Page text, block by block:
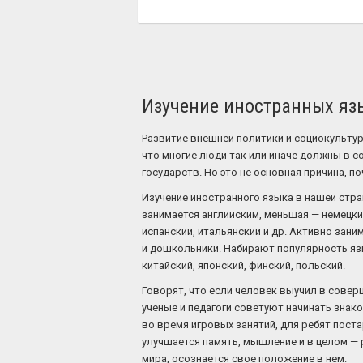
Изучение иностранных
Развитие внешней политики и
что многие люди так или иначе должны в
государств. Но это не основная причина,
Изучение иностранного языка в нашей
занимается английским, меньшая —
испанский, итальянский и др. Активно
и дошкольники. Набирают популярность
китайский, японский, финский, польский.
Говорят, что если человек выучил в
ученые и педагоги советуют начинать
во время игровых занятий, для ребят
улучшается память, мышление и в целом —
мира, осознается свое положение в нем.